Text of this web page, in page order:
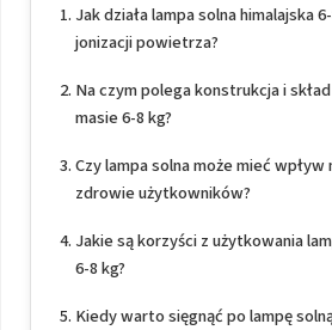
Jak działa lampa solna himalajska
jonizacji powietrza?
Na czym polega konstrukcja i
masie 6-8 kg?
Czy lampa solna może mieć
zdrowie użytkowników?
Jakie są korzyści z użytkowania
6-8 kg?
Kiedy warto sięgnąć po lampę